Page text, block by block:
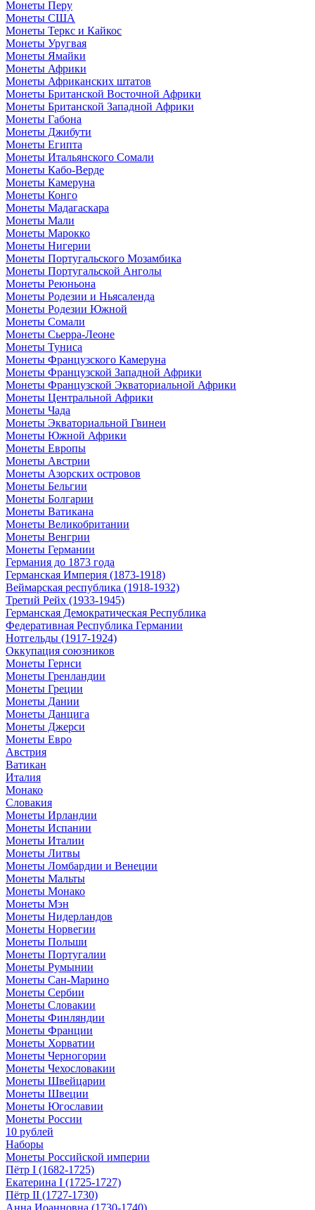
Монеты Перу
Монеты США
Монеты Теркс и Кайкос
Монеты Уругвая
Монеты Ямайки
Монеты Африки
Монеты Африканских штатов
Монеты Британской Восточной Африки
Монеты Британской Западной Африки
Монеты Габона
Монеты Джибути
Монеты Египта
Монеты Итальянского Сомали
Монеты Кабо-Верде
Монеты Камеруна
Монеты Конго
Монеты Мадагаскара
Монеты Мали
Монеты Марокко
Монеты Нигерии
Монеты Португальского Мозамбика
Монеты Португальской Анголы
Монеты Реюньона
Монеты Родезии и Ньясаленда
Монеты Родезии Южной
Монеты Сомали
Монеты Сьерра-Леоне
Монеты Туниса
Монеты Французского Камеруна
Монеты Французской Западной Африки
Монеты Французской Экваториальной Африки
Монеты Центральной Африки
Монеты Чада
Монеты Экваториальной Гвинеи
Монеты Южной Африки
Монеты Европы
Монеты Австрии
Монеты Азорских островов
Монеты Бельгии
Монеты Болгарии
Монеты Ватикана
Монеты Великобритании
Монеты Венгрии
Монеты Германии
Германия до 1873 года
Германская Империя (1873-1918)
Веймарская республика (1918-1932)
Третий Рейх (1933-1945)
Германская Демократическая Республика
Федеративная Республика Германии
Нотгельды (1917-1924)
Оккупация союзников
Монеты Гернси
Монеты Гренландии
Монеты Греции
Монеты Дании
Монеты Данцига
Монеты Джерси
Монеты Евро
Австрия
Ватикан
Италия
Монако
Словакия
Монеты Ирландии
Монеты Испании
Монеты Италии
Монеты Литвы
Монеты Ломбардии и Венеции
Монеты Мальты
Монеты Монако
Монеты Мэн
Монеты Нидерландов
Монеты Норвегии
Монеты Польши
Монеты Португалии
Монеты Румынии
Монеты Сан-Марино
Монеты Сербии
Монеты Словакии
Монеты Финляндии
Монеты Франции
Монеты Хорватии
Монеты Черногории
Монеты Чехословакии
Монеты Швейцарии
Монеты Швеции
Монеты Югославии
Монеты России
10 рублей
Наборы
Монеты Российской империи
Пётр I (1682-1725)
Екатерина I (1725-1727)
Пётр II (1727-1730)
Анна Иоанновна (1730-1740)